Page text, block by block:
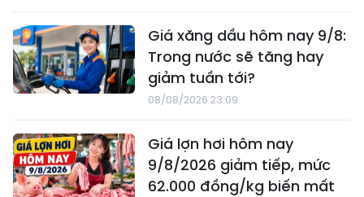
Giá xăng dầu hôm nay 9/8:
Trong nước sẽ tăng hay
giảm tuần tới?
08/08/2026 23:09
Giá lợn hơi hôm nay
9/8/2026 giảm tiếp, mức
62.000 đồng/kg biến mất